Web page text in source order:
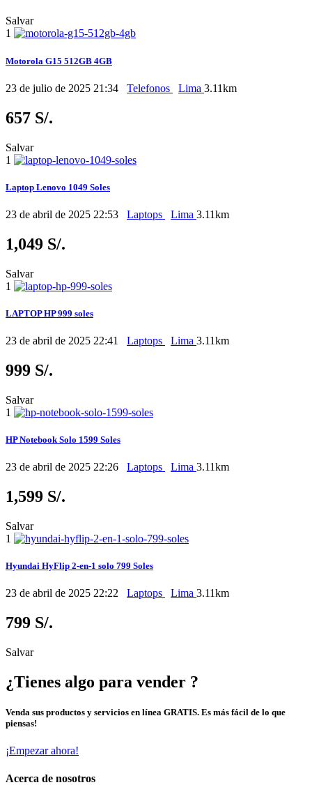
Salvar
1
Motorola G15 512GB 4GB
23 de julio de 2025 21:34 Telefonos Lima 3.11km
657 S/.
Salvar
1
Laptop Lenovo 1049 Soles
23 de abril de 2025 22:53 Laptops Lima 3.11km
1,049 S/.
Salvar
1
LAPTOP HP 999 soles
23 de abril de 2025 22:41 Laptops Lima 3.11km
999 S/.
Salvar
1
HP Notebook Solo 1599 Soles
23 de abril de 2025 22:26 Laptops Lima 3.11km
1,599 S/.
Salvar
1
Hyundai HyFlip 2-en-1 solo 799 Soles
23 de abril de 2025 22:22 Laptops Lima 3.11km
799 S/.
Salvar
¿Tienes algo para vender ?
Venda sus productos y servicios en línea GRATIS. Es más fácil de lo que
piensas!
¡Empezar ahora!
Acerca de nosotros